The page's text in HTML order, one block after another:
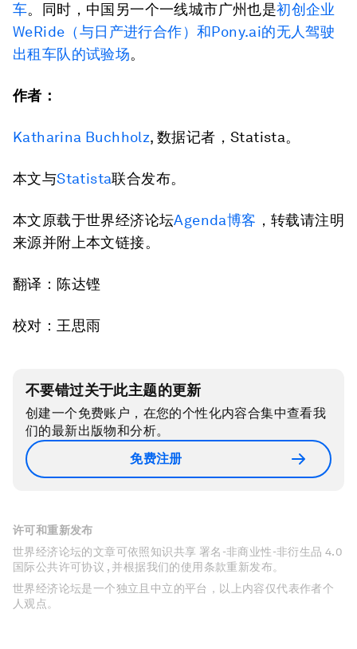
车。同时，中国另一个一线城市广州也是初创企业
WeRide（与日产进行合作）和Pony.ai的无人驾驶
出租车队的试验场。
作者：
Katharina Buchholz, 数据记者，Statista。
本文与Statista联合发布。
本文原载于世界经济论坛Agenda博客 ，转载请注明
来源并附上本文链接。
翻译：陈达铿
校对：王思雨
不要错过关于此主题的更新
创建一个免费账户，在您的个性化内容合集中查看我
们的最新出版物和分析。
免费注册
许可和重新发布
世界经济论坛的文章可依照知识共享 署名-非商业性-非衍生品 4.0
国际公共许可协议 , 并根据我们的使用条款重新发布。
世界经济论坛是一个独立且中立的平台，以上内容仅代表作者个
人观点。